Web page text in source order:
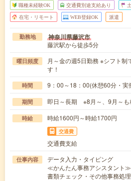
職種未経験OK 交通費別途支給あり
在宅・リモート WEB登録OK 派遣
勤務地 神奈川県藤沢市
藤沢駅から徒歩5分
曜日頻度
月～金の週5日勤務 ※シフト制
す！
時間 9：00～18：00(休憩60分・実
期間 即日～長期 ※8月～、9月～も
時給 時給1600円～時給1700円
交通費
交通費支給
仕事内容
データ入力・タイピング
≪かんたん事務アシスタント≫
書類チェック・その他事務処